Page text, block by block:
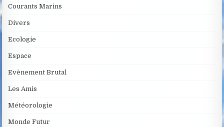
Courants Marins
Divers
Ecologie
Espace
Evènement Brutal
Les Amis
Météorologie
Monde Futur